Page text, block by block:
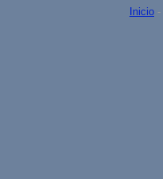
Inicio -